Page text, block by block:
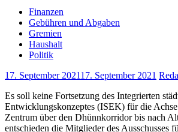
Finanzen
Gebühren und Abgaben
Gremien
Haushalt
Politik
17. September 202117. September 2021
Es soll keine Fortsetzung des Integrierten
Entwicklungskonzeptes (ISEK) für die
Zentrum über den Dhünnkorridor bis nach
entschieden die Mitglieder des Ausschusses